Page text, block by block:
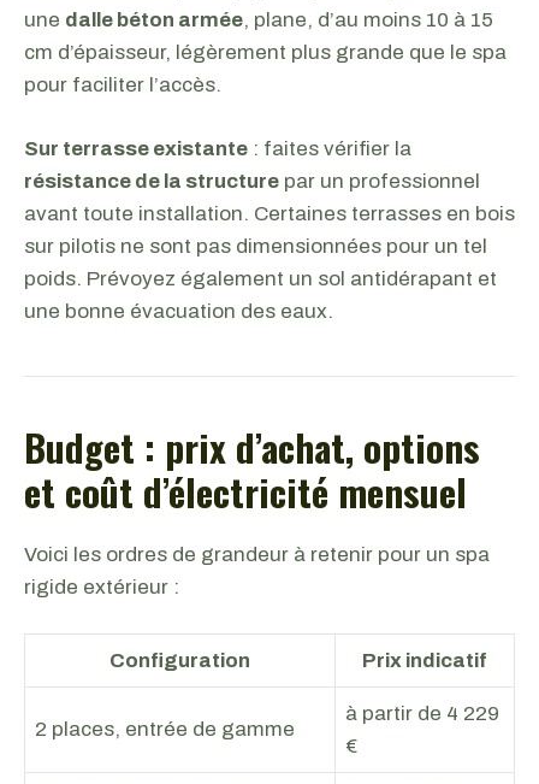
une dalle béton armée, plane, d’au moins 10 à 15
cm d’épaisseur, légèrement plus grande que le spa
pour faciliter l’accès.
Sur terrasse existante : faites vérifier la
résistance de la structure par un professionnel
avant toute installation. Certaines terrasses en bois
sur pilotis ne sont pas dimensionnées pour un tel
poids. Prévoyez également un sol antidérapant et
une bonne évacuation des eaux.
Budget : prix d’achat, options
et coût d’électricité mensuel
Voici les ordres de grandeur à retenir pour un spa
rigide extérieur :
Configuration Prix indicatif
2 places, entrée de gamme
à partir de 4 229
€